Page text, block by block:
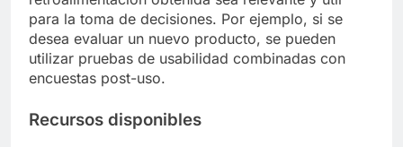
para la toma de decisiones. Por ejemplo, si se
desea evaluar un nuevo producto, se pueden
utilizar pruebas de usabilidad combinadas con
encuestas post-uso.
Recursos disponibles